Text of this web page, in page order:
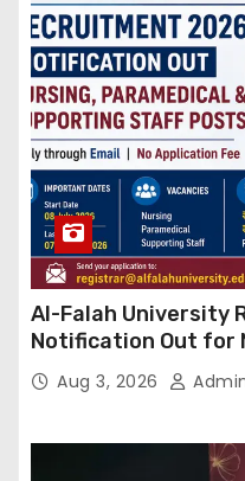
Al-Falah University
Notification Out for
Supporting Staff
Aug 3, 2026